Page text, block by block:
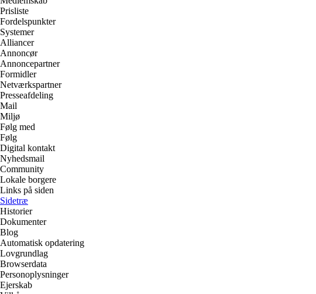
Prisliste
Fordelspunkter
Systemer
Alliancer
Annoncør
Annoncepartner
Formidler
Netværkspartner
Presseafdeling
Mail
Miljø
Følg med
Følg
Digital kontakt
Nyhedsmail
Community
Lokale borgere
Links på siden
Sidetræ
Historier
Dokumenter
Blog
Automatisk opdatering
Lovgrundlag
Browserdata
Personoplysninger
Ejerskab